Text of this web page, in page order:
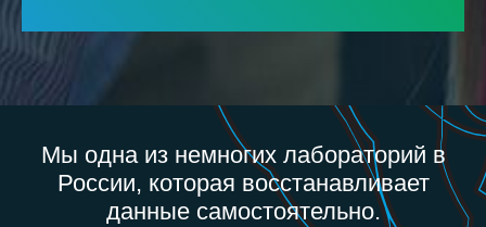
Мы одна из немногих лабораторий в
России, которая восстанавливает
данные самостоятельно.